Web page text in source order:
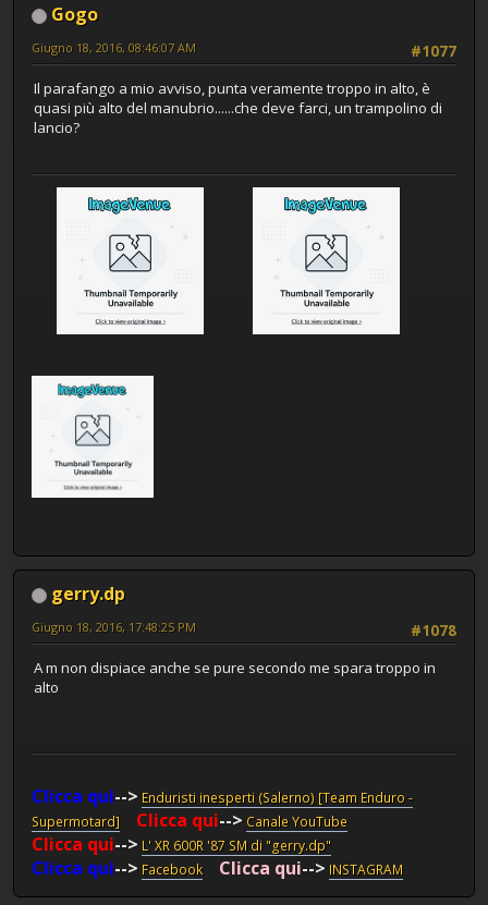
Gogo
#1077
Giugno 18, 2016, 08:46:07 AM
Il parafango a mio avviso, punta veramente troppo in alto, è
quasi più alto del manubrio......che deve farci, un trampolino di
lancio?
gerry.dp
#1078
Giugno 18, 2016, 17:48:25 PM
A m non dispiace anche se pure secondo me spara troppo in
alto
Clicca qui--> Enduristi inesperti (Salerno) [Team Enduro -
Supermotard]
Clicca qui--> Canale YouTube
Clicca qui--> L' XR 600R '87 SM di "gerry.dp"
Clicca qui--> Facebook Clicca qui--> INSTAGRAM